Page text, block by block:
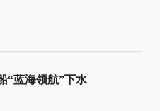
“蓝海领航”下水